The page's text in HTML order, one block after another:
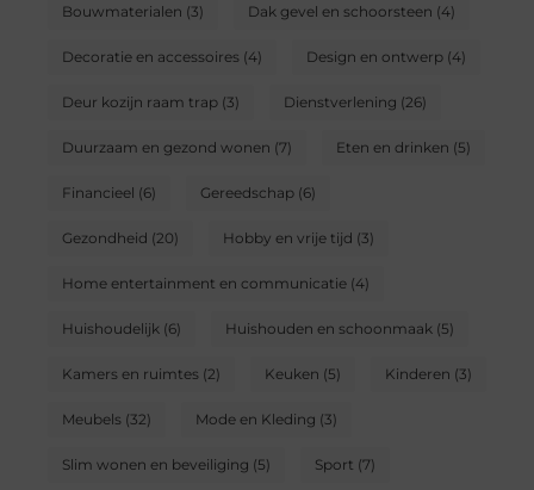
Bouwmaterialen (3) Dak gevel en schoorsteen (4)
Decoratie en accessoires(4) Design en ontwerp(4)
Deur kozijn raam trap(3) Dienstverlening (26)
Duurzaam en gezond wonen (7) Eten en drinken (5)
Financieel (6) Gereedschap(6)
Gezondheid (20) Hobby en vrije tijd (3)
Home entertainment en communicatie(4)
Huishoudelijk (6) Huishouden en schoonmaak (5)
Kamers en ruimtes(2) Keuken (5) Kinderen (3)
Meubels(32) Mode en Kleding (3)
Slim wonen en beveiliging (5) Sport (7)